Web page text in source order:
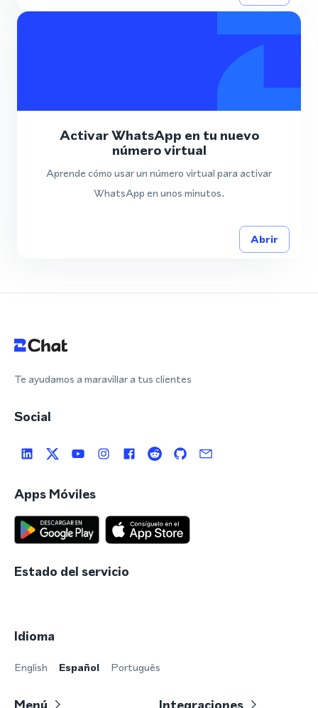
Activar WhatsApp en tu nuevo
número virtual
Aprende cómo usar un número virtual para activar
WhatsApp en unos minutos.
Abrir
Te ayudamos a maravillar a tus clientes
Social
Apps Móviles
Estado del servicio
Idioma
English Español Português